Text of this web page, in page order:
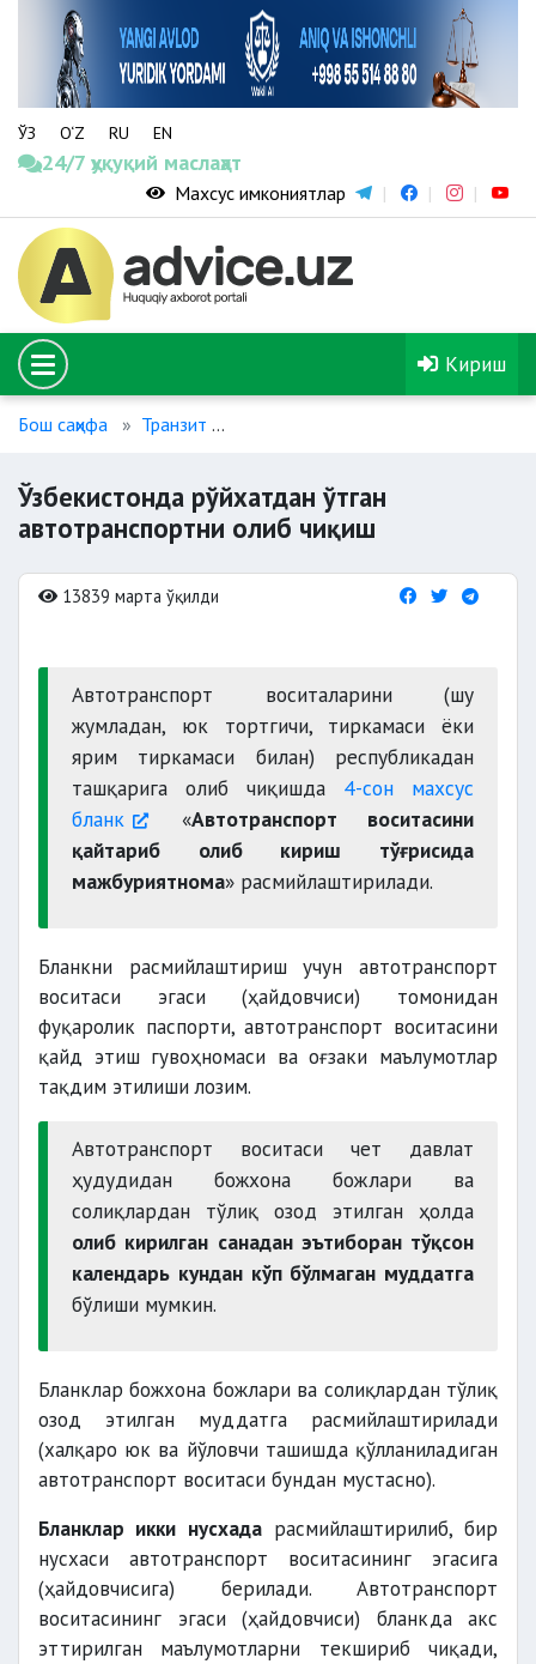
ЎЗ O‘Z RU EN
24/7 ҳуқуқий маслаҳат
Махсус имкониятлар
Кириш
Бош саҳифа Транзит
Ўзбекистонда рўйхатдан ўтган
автотранспортни олиб чиқиш
13839 марта ўқилди
Автотранспорт воситаларини (шу
жумладан, юк тортгичи, тиркамаси ёки
ярим тиркамаси билан) республикадан
ташқарига олиб чиқишда 4-сон махсус
бланк
«Автотранспорт воситасини
қайтариб олиб кириш тўғрисида
мажбуриятнома» расмийлаштирилади.
Бланкни расмийлаштириш учун автотранспорт
воситаси эгаси (ҳайдовчиси) томонидан
фуқаролик паспорти, автотранспорт воситасини
қайд этиш гувоҳномаси ва оғзаки маълумотлар
тақдим этилиши лозим.
Автотранспорт воситаси чет давлат
ҳудудидан божхона божлари ва
солиқлардан тўлиқ озод этилган ҳолда
олиб кирилган санадан эътиборан тўқсон
календарь кундан кўп бўлмаган муддатга
бўлиши мумкин.
Бланклар божхона божлари ва солиқлардан тўлиқ
озод этилган муддатга расмийлаштирилади
(халқаро юк ва йўловчи ташишда қўлланиладиган
автотранспорт воситаси бундан мустасно).
Бланклар икки нусхадарасмийлаштирилиб, бир
нусхаси автотранспорт воситасининг эгасига
(ҳайдовчисига) берилади. Автотранспорт
воситасининг эгаси (ҳайдовчиси) бланкда акс
эттирилган маълумотларни текшириб чиқади,